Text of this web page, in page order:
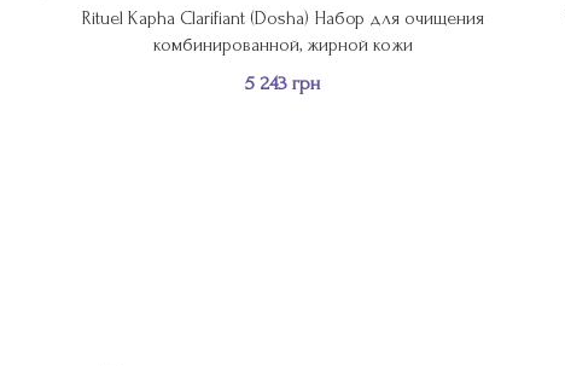
Rituel Kapha Clarifiant (Dosha) Набор для очищения
комбинированной, жирной кожи
5 243 грн